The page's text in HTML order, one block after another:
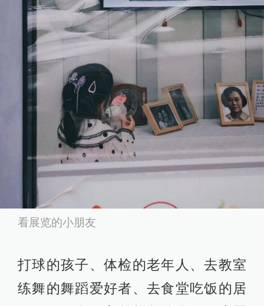
看展览的小朋友
打球的孩子、体检的老年人、去教室
练舞的舞蹈爱好者、去食堂吃饭的居